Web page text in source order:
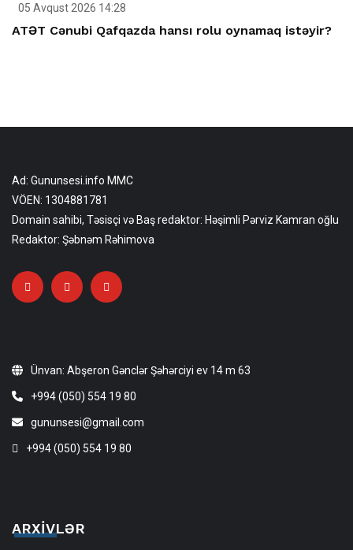
05 Avqust 2026 14:28
ATƏT Cənubi Qafqazda hansı rolu oynamaq istəyir?
Ad: Gununsesi.info MMC
VÖEN: 1304881781
Domain sahibi, Təsisçi və Baş redaktor: Həşimli Pərviz Kamran oğlu
Redaktor: Şəbnəm Rəhimova
Ünvan: Abşeron Gənclər Şəhərciyi ev 14 m 63
+994 (050) 554 19 80
gununsesi@gmail.com
+994 (050) 554 19 80
ARXIVLƏR